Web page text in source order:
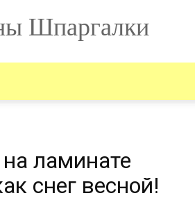
Шпаргалки
ламинате
снег весной!